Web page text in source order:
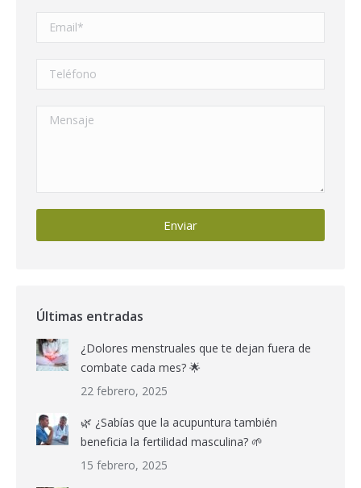
Últimas entradas
¿Dolores menstruales que te dejan fuera de
combate cada mes? 🌟
22 febrero, 2025
🌿 ¿Sabías que la acupuntura también
beneficia la fertilidad masculina? 🌱
15 febrero, 2025